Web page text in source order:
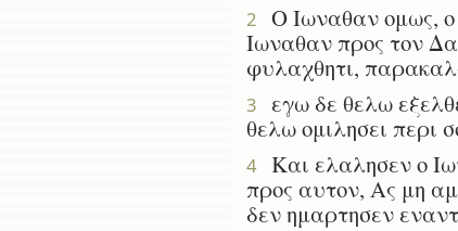
2
Ο Ιωναθαν ομως, ο
Ιωναθαν προς τον
φυλαχθητι,
3
εγω δε θελω
θελω ομιλησει περι
4
Και ελαλησεν ο
προς αυτον, Ας μη
δεν ημαρτησεν